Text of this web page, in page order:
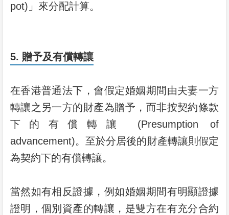
pot)」來分配計算。
5. 贈予及有償轉讓
在香港普通法下，會假定婚姻期間由夫妻一方
轉讓之另一方的財產為贈予，而非按契約條款
下的有償轉讓 (Presumption of
advancement)。至於分居後的財產轉讓則假定
為契約下的有償轉讓。
當然如有相反證據，例如婚姻期間有明顯證據
證明，個別資產的轉讓，是雙方在有充分合約